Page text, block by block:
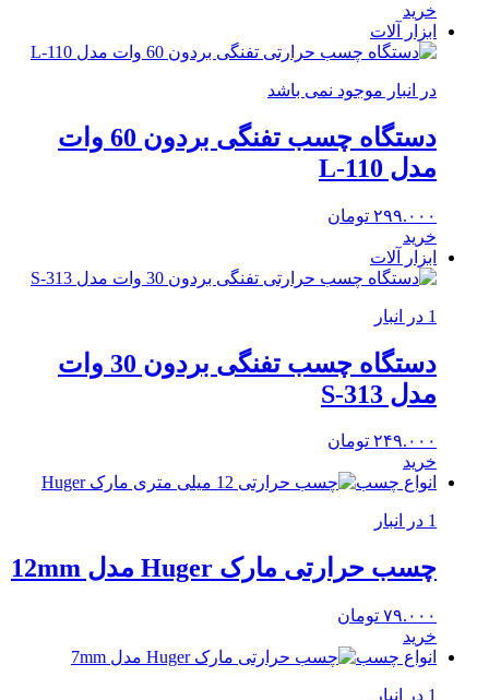
خرید
ابزار آلات
در انبار موجود نمی باشد
دستگاه چسب تفنگی بردون 60 وات
مدل L-110
۲۹۹.۰۰۰ تومان
خرید
ابزار آلات
1 در انبار
دستگاه چسب تفنگی بردون 30 وات
مدل S-313
۲۴۹.۰۰۰ تومان
خرید
انواع چسب
1 در انبار
چسب حرارتی مارک Huger مدل 12mm
۷۹.۰۰۰ تومان
خرید
انواع چسب
1 در انبار